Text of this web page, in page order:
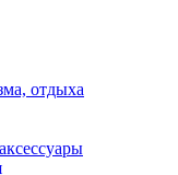
отдыха